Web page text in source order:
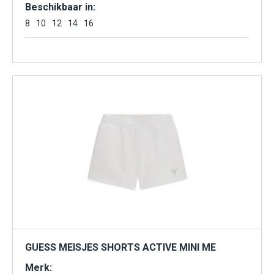
Beschikbaar in:
8 10 12 14 16
GUESS MEISJES SHORTS ACTIVE MINI ME
Merk: